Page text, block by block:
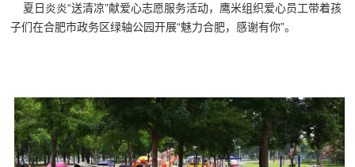
夏日炎炎“送清凉”献爱心志愿服务活动，鹰米组织爱心员工带着孩
子们在合肥市政务区绿轴公园开展“魅力合肥，感谢有你”。